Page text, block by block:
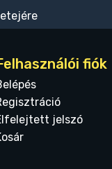
fiók
jelszó